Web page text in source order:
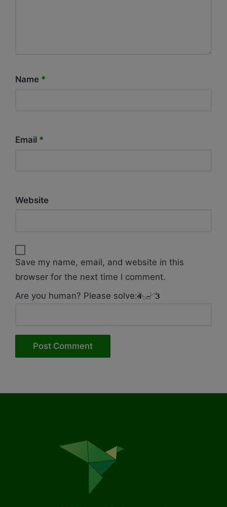
Name *
Email *
Website
Save my name, email, and website in this
browser for the next time I comment.
Are you human? Please solve: